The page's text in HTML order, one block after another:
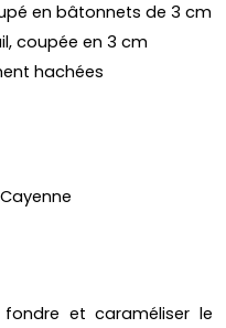
en bâtonnets de 3 cm
coupée en 3 cm
hachées
fondre et caraméliser le